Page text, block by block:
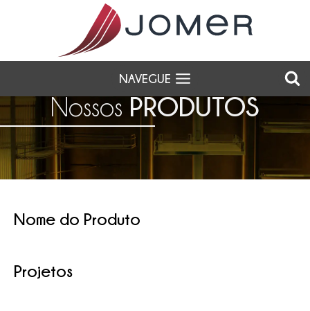
NAVEGUE
Nossos PRODUTOS
Nome do Produto
Projetos